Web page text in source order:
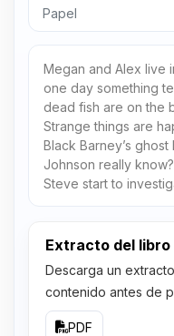
Papel
Megan and Alex live
one day something
dead fish are on the
Strange things are
Black Barney’s
Johnson really
Steve start to
Extracto del libro
Descarga un
contenido antes de
PDF